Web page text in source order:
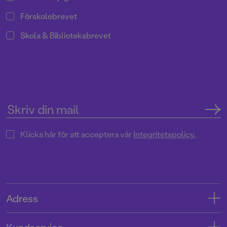
Förskolebrevet
Skola & Biblioteksbrevet
Klicka här för att acceptera vårIntegritetspolicy.
Adress